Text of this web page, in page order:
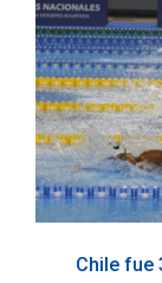
Chile fue